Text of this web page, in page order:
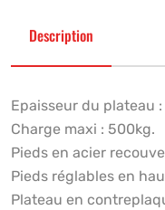
Description
Epaisseur du plateau :
Charge maxi : 500kg.
Pieds en acier
Pieds réglables en
Plateau en